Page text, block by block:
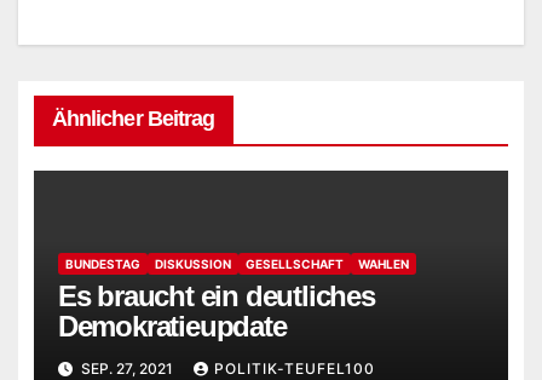
Ähnlicher Beitrag
BUNDESTAG DISKUSSION GESELLSCHAFT WAHLEN
Es braucht ein deutliches
Demokratieupdate
SEP. 27, 2021 POLITIK-TEUFEL100